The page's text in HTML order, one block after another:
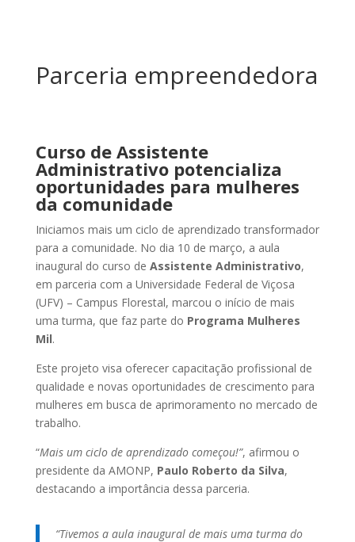
Parceria empreendedora
Curso de Assistente
Administrativo potencializa
oportunidades para mulheres
da comunidade
Iniciamos mais um ciclo de aprendizado transformador
para a comunidade. No dia 10 de março, a aula
inaugural do curso de Assistente Administrativo,
em parceria com a Universidade Federal de Viçosa
(UFV) – Campus Florestal, marcou o início de mais
uma turma, que faz parte do Programa Mulheres
Mil.
Este projeto visa oferecer capacitação profissional de
qualidade e novas oportunidades de crescimento para
mulheres em busca de aprimoramento no mercado de
trabalho.
“Mais um ciclo de aprendizado começou!”, afirmou o
presidente da AMONP, Paulo Roberto da Silva,
destacando a importância dessa parceria.
“Tivemos a aula inaugural de mais uma turma do